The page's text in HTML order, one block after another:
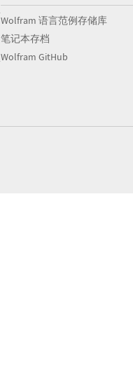
Wolfram 语言范例存储库
笔记本存档
Wolfram GitHub